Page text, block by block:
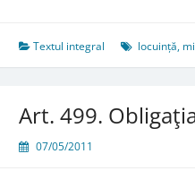
copilului
Textul integral locuință,
Art. 499.
07/05/2011